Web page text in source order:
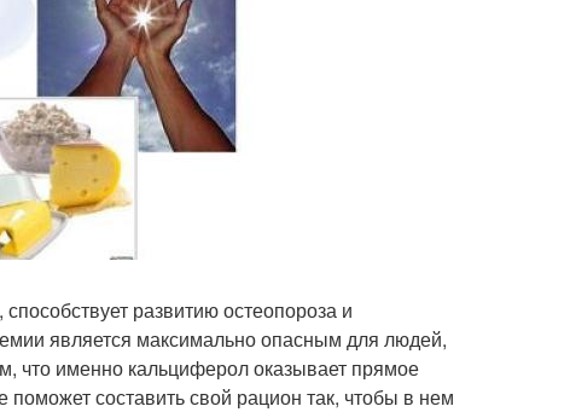
развитию остеопороза и
является максимально опасным для людей,
что именно кальциферол оказывает прямое
составить свой рацион так, чтобы в нем